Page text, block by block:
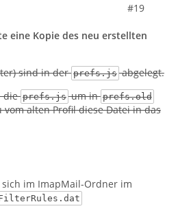
#19
eine Kopie des neu erstellten
sind in der prefs.js abgelegt.
die prefs.js um inprefs.old
alten Profil diese Datei in das
im ImapMail-Ordner im